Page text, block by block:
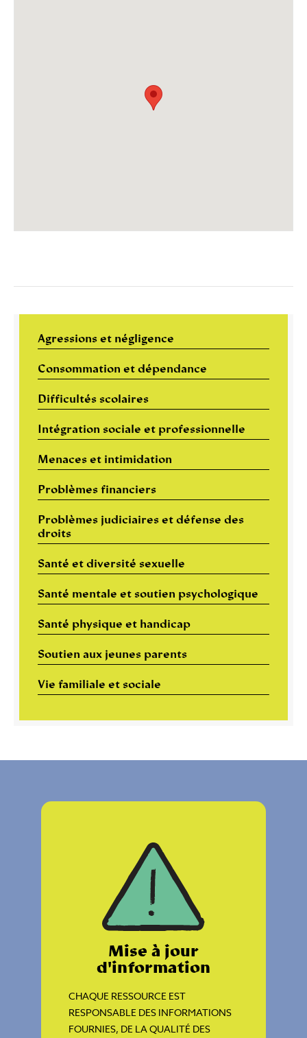
Agressions et négligence
Consommation et dépendance
Difficultés scolaires
Intégration sociale et professionnelle
Menaces et intimidation
Problèmes financiers
Problèmes judiciaires et défense des
droits
Santé et diversité sexuelle
Santé mentale et soutien psychologique
Santé physique et handicap
Soutien aux jeunes parents
Vie familiale et sociale
Mise à jour
d'information
CHAQUE RESSOURCE EST
RESPONSABLE DES INFORMATIONS
FOURNIES, DE LA QUALITÉ DES